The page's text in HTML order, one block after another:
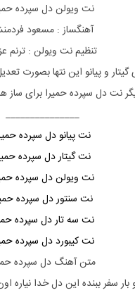
نت ویولندل سپرده
آهنگساز : مسعود
تنظیم نت ویولن : ترنم
وپیانو این نتها بصورت
نتدل سپردهحمیرا برای ساز
_______________
نت پیانو دل سپرده
نت گیتار دل سپرده
نت ویولن دل سپرده
نت سنتور دل سپرده
نت سه تار دل سپرده
نت کیبورد دل سپرده
متن آهنگ دل سپرده
بار سفر ببنده این دل خدا نیاره